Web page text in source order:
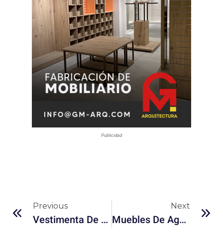
Publicidad
Previous
Vestimenta De Algas: La Moda Sostenible Que Podría Reemplazar Al Poliéster
Next
Muebles De Agave Y Bacterias: El Diseño Bio‑inspirado Que Cuida Al Planeta